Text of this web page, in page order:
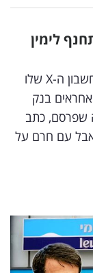
לימין
ינון מגל נגד בנק לאומי: העיתונאי פרסם בחשבון ה-X שלו
אחראים בנק
שפרסם, כתב
אבל עם חרם על